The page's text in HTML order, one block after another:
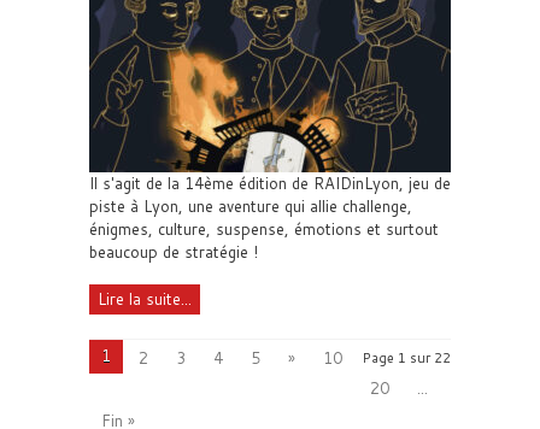
Il s'agit de la 14ème édition de RAIDinLyon, jeu de
piste à Lyon, une aventure qui allie challenge,
énigmes, culture, suspense, émotions et surtout
beaucoup de stratégie !
Lire la suite...
Page 1 sur 22
1 2 3 4 5 »
10
20
...
Fin »